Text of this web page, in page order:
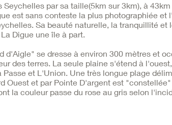
Seychelles par sa taille(5km sur 3km), à
est sans conteste la plus photographiée et
Sa beauté naturelle, la tranquillité et
Digue une île à part.
d'Aigle" se dresse à environ 300 mètres et
des terres. La seule plaine s'étend à
Passe et L'Union. Une très longue plage
Ouest et par Pointe D'argent est
la couleur passe du rose au gris selon